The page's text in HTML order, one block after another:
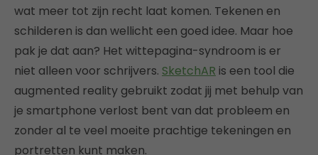
wat meer tot zijn recht laat komen. Tekenen en
schilderen is dan wellicht een goed idee. Maar hoe
pak je dat aan? Het wittepagina-syndroom is er
niet alleen voor schrijvers. SketchAR is een tool die
augmented reality gebruikt zodat jij met behulp van
je smartphone verlost bent van dat probleem en
zonder al te veel moeite prachtige tekeningen en
portretten kunt maken.